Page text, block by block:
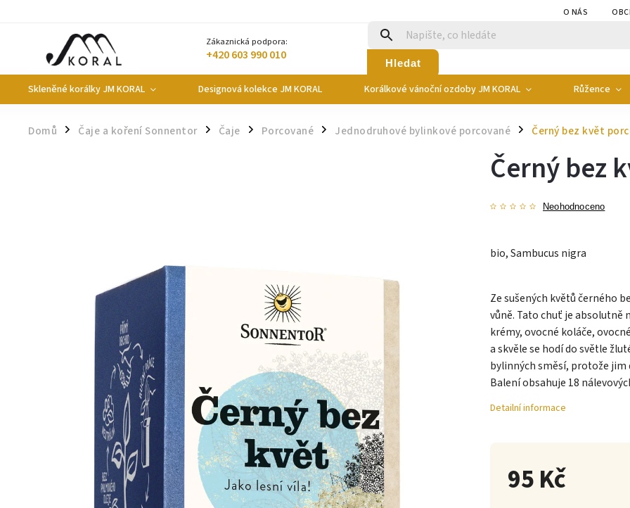
O NÁS
Zákaznická podpora:
+420 603 990 010 Hledat
Skleněné korálky JM KORAL Designová kolekce JM KORAL Korálkové vánoční ozdoby JM KORAL Růžence
Domů / Čaje a koření Sonnentor / Čaje / Porcované / Jednodruhové bylinkové porcované / Černý bez květ
95 Kč
Černý bez
Neohodnoceno
bio, Sambucus nigra
Ze sušených květů černého
vůně. Tato chuť je
krémy, ovocné koláče,
a skvěle se hodí do světle
bylinných směsí, protože jim
Balení obsahuje 18
Detailní informace